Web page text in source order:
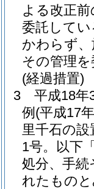
よる改正
委託して
かわらず
その管理
(経過措置)
3
平成18年
例 (平成17
里千石の
1号。以下
処分、手
れたもの